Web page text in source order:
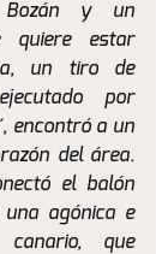
Bozán y un
quiere estar
un tiro de
por
encontró a un
del área.
el balón
agónica e
que